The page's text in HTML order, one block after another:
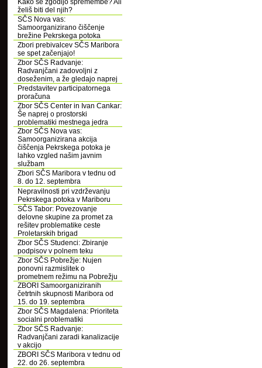
Kako se zgodijo spremembe? Ali
želiš biti del njih?
SČS Nova vas:
Samoorganizirano čiščenje
brežine Pekrskega potoka
Zbori prebivalcev SČS Maribora
se spet začenjajo!
Zbor SČS Radvanje:
Radvanjčani zadovoljni z
doseženim, a že gledajo naprej
Predstavitev participatornega
proračuna
Zbor SČS Center in Ivan Cankar:
Še naprej o prostorski
problematiki mestnega jedra
Zbor SČS Nova vas:
Samoorganizirana akcija
čiščenja Pekrskega potoka je
lahko vzgled našim javnim
službam
Zbori SČS Maribora v tednu od
8. do 12. septembra
Nepravilnosti pri vzdrževanju
Pekrskega potoka v Mariboru
SČS Tabor: Povezovanje
delovne skupine za promet za
rešitev problematike ceste
Proletarskih brigad
Zbor SČS Studenci: Zbiranje
podpisov v polnem teku
Zbor SČS Pobrežje: Nujen
ponovni razmislitek o
prometnem režimu na Pobrežju
ZBORI Samoorganiziranih
četrtnih skupnosti Maribora od
15. do 19. septembra
Zbor SČS Magdalena: Prioriteta
socialni problematiki
Zbor SČS Radvanje:
Radvanjčani zaradi kanalizacije
v akcijo
ZBORI SČS Maribora v tednu od
22. do 26. septembra